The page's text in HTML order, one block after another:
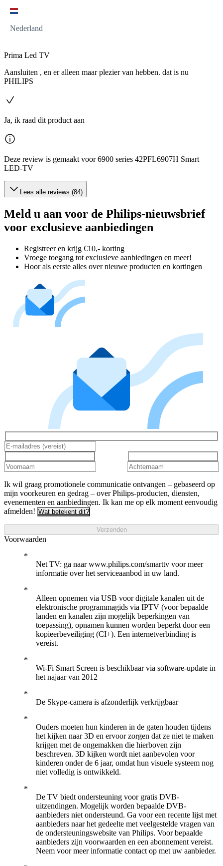
Nederland
Prima Led TV
Aansluiten , en er alleen maar plezier van hebben. dat is nu
PHILIPS
Ja, ik raad dit product aan
Deze review is gemaakt voor 6900 series 42PFL6907H Smart
LED-TV
Lees alle reviews (84)
Meld u aan voor de Philips-nieuwsbrief
voor exclusieve aanbiedingen
Registreer en krijg €10,- korting
Vroege toegang tot exclusieve aanbiedingen en meer!
Hoor als eerste alles over nieuwe producten en kortingen
Ik wil graag promotionele communicatie ontvangen – gebaseerd op
mijn voorkeuren en gedrag – over Philips-producten, diensten,
evenementen en aanbiedingen. Ik kan me op elk moment eenvoudig
afmelden! Wat betekent dit?
Verzenden
Voorwaarden
Net TV: ga naar www.philips.com/smarttv voor meer
informatie over het serviceaanbod in uw land.
Alleen opnemen via USB voor digitale kanalen uit de
elektronische programmagids via IPTV (voor bepaalde
landen en kanalen zijn mogelijk beperkingen van
toepassing), opnamen kunnen worden beperkt door een
kopieerbeveiliging (CI+). Een internetverbinding is
vereist.
Wi-Fi Smart Screen is beschikbaar via software-update in
het najaar van 2012
De Skype-camera is afzonderlijk verkrijgbaar
Ouders moeten hun kinderen in de gaten houden tijdens
het kijken naar 3D en ervoor zorgen dat ze niet te maken
krijgen met de ongemakken die hierboven zijn
beschreven. 3D kijken wordt niet aanbevolen voor
kinderen onder de 6 jaar, omdat hun visuele systeem nog
niet volledig is ontwikkeld.
De TV biedt ondersteuning voor gratis DVB-
uitzendingen. Mogelijk worden bepaalde DVB-
aanbieders niet ondersteund. Ga voor een recente lijst met
aanbieders naar het gedeelte met veelgestelde vragen van
de ondersteuningswebsite van Philips. Voor bepaalde
aanbieders zijn voorwaarden en een abonnement vereist.
Neem voor meer informatie contact op met uw aanbieder.